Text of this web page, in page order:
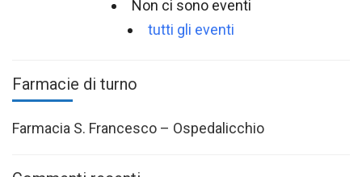
Non ci sono eventi
tutti gli eventi
Farmacie di turno
Farmacia S. Francesco – Ospedalicchio